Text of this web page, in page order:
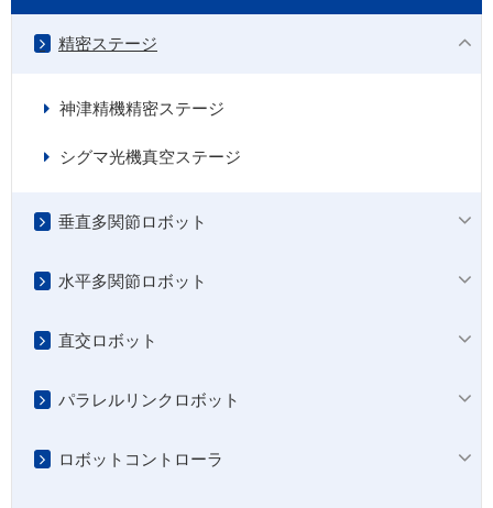
精密ステージ
神津精機精密ステージ
シグマ光機真空ステージ
垂直多関節ロボット
水平多関節ロボット
直交ロボット
パラレルリンクロボット
ロボットコントローラ